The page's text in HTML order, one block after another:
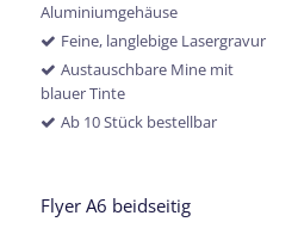
Aluminiumgehäuse
Feine, langlebige Lasergravur
Austauschbare Mine mit
blauer Tinte
Ab 10 Stück bestellbar
Flyer A6 beidseitig